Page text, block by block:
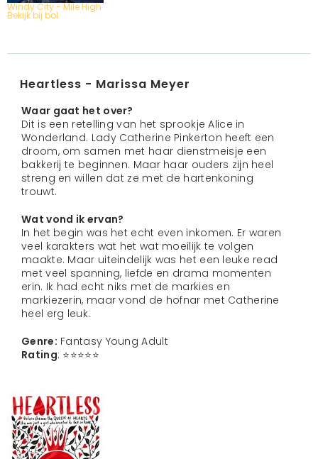
Windy City - Mile High
Bekijk bij bol
Heartless - Marissa Meyer
Waar gaat het over?
Dit is een retelling van het sprookje Alice in
Wonderland. Lady Catherine Pinkerton heeft een
droom, om samen met haar dienstmeisje een
bakkerij te beginnen. Maar haar ouders zijn heel
streng en willen dat ze met de hartenkoning
trouwt.
Wat vond ik ervan?
In het begin was het echt even inkomen. Er waren
veel karakters wat het wat moeilijk te volgen
maakte. Maar uiteindelijk was het een leuke read
met veel spanning, liefde en drama momenten
erin. Ik had echt niks met de markies en
markiezerin, maar vond de hofnar met Catherine
heel erg leuk.
Genre: Fantasy Young Adult
Rating: ⭐️⭐️⭐️⭐️⭐️